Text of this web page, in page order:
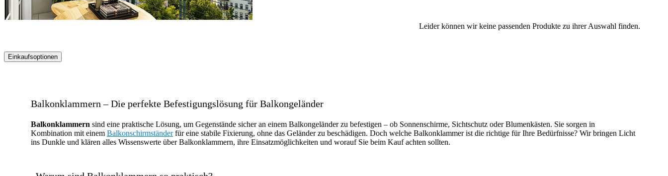
Einkaufsoptionen
Leider können wir keine passenden Produkte zu ihrer Auswahl finden.
Balkonklammern – Die perfekte Befestigungslösung für Balkongeländer
Balkonklammern sind eine praktische Lösung, um Gegenstände sicher an einem Balkongeländer zu befestigen – ob Sonnenschirme, Sichtschutz oder Blumenkästen. Sie sorgen in
Kombination mit einem Balkonschirmständerfür eine stabile Fixierung, ohne das Geländer zu beschädigen. Doch welche Balkonklammer ist die richtige für Ihre Bedürfnisse? Wir bringen Licht
ins Dunkle und klären alles Wissenswerte über Balkonklammern, ihre Einsatzmöglichkeiten und worauf Sie beim Kauf achten sollten.